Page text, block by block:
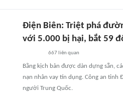
Điện Biên: Triệt phá
với 5.000 bị hại, bắt 59
667 liên quan
Bằng kịch bản được dàn dựng sẵn,
nạn nhân vay tín dụng. Công an
người Trung Quốc.